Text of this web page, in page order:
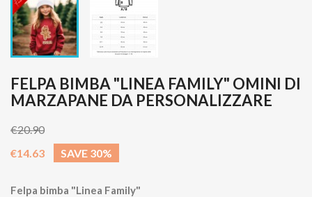
FELPA BIMBA "LINEA FAMILY" OMINI DI
MARZAPANE DA PERSONALIZZARE
€20.90
€14.63
SAVE 30%
Felpa bimba "Linea Family"